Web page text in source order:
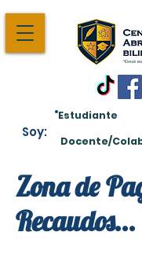
Estudiante
Docente/
Soy:
Zona de
Recaudos...